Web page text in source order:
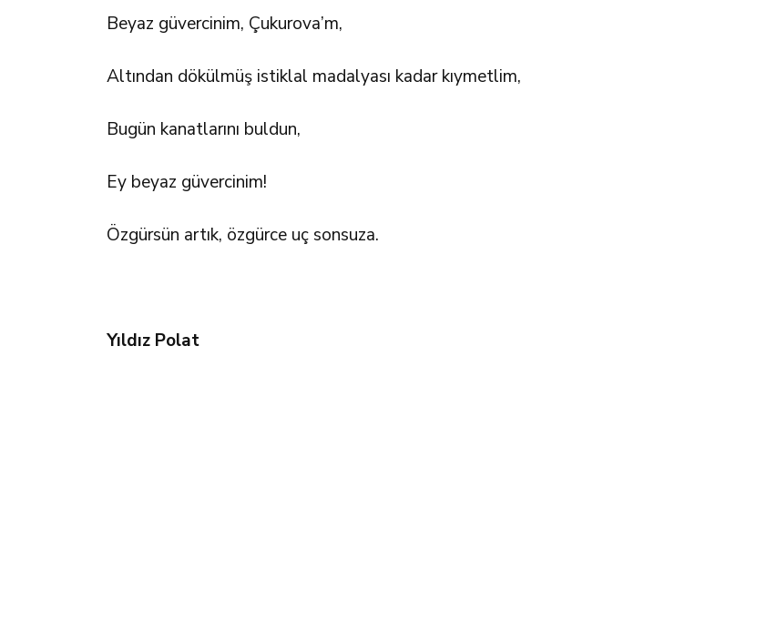
Beyaz güvercinim, Çukurova’m,
Altından dökülmüş istiklal madalyası kadar kıymetlim,
Bugün kanatlarını buldun,
Ey beyaz güvercinim!
Özgürsün artık, özgürce uç sonsuza.
Yıldız Polat